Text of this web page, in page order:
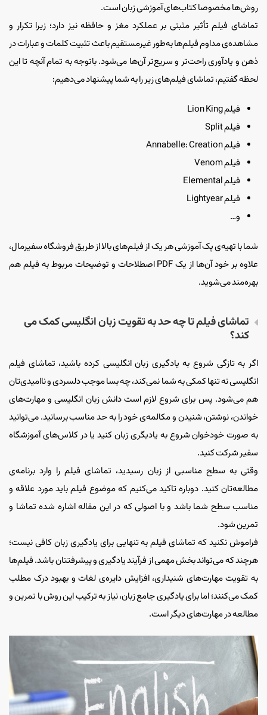
روش‌ها مخصوصا کتاب‌های آموزشی زبان است.
تماشای فیلم تأثیر مثبتی بر عملکرد مغز و حافظه نیز دارد؛ زیرا تکرار و
مشاهده‌ی مداوم فیلم‌ها به‌طور غیرمستقیم باعث تثبیت کلمات و عبارات در
ذهن و یادآوری راحت‌تر و سریع‌تر آن‌ها می‌شود. باتوجه به تمام آنچه تا این
لحظه گفتیم، تماشای فیلم‌های زیر را به شما پیشنهاد می‌دهیم:
فیلم Lion King
فیلم Split
فیلم Annabelle: Creation
فیلم Venom
فیلم Elemental
فیلم Lightyear
و…
شما با تهیه‌ی پک آموزشی هر یک از فیلم‌های بالا از طریق فروشگاه سفیرمال،
علاوه بر خود آن‌ها از یک PDF اصطلاحات و توضیحات مربوط به فیلم هم
بهره‌مند می‌شوید.
تماشای فیلم تا چه حد به تقویت زبان انگلیسی کمک می
کند؟
اگر به تازگی شروع به یادگیری زبان انگلیسی کرده باشید، تماشای فیلم
انگلیسی نه تنها کمکی به شما نمی‌‌کند، چه بسا موجب دلسردی و ناامیدی‌تان
هم می‌شود. پس برای شروع لازم است دانش زبان انگلیسی و مهارت‌های
خواندن، نوشتن، شنیدن و مکالمه‌ی خود را به حد مناسب برسانید. می‌توانید
به صورت خودخوان شروع به یادیگری زبان کنید یا در کلاس‌های آموزشگاه
سفیر شرکت کنید.
وقتی به سطح مناسبی از زبان رسیدید، تماشای فیلم را وارد برنامه‌ی
مطالعه‌تان کنید. دوباره تاکید می‌کنیم که موضوع فیلم باید مورد علاقه و
مناسب سطح شما باشد و با اصولی که در این مقاله اشاره شده تماشا و
تمرین شود.
فراموش نکنید که تماشای فیلم به تنهایی برای یادگیری زبان کافی نیست؛
هرچند که می‌تواند بخش مهمی از فرآیند یادگیری و پیشرفتتان باشد. فیلم‌ها
به تقویت مهارت‌های شنیداری، افزایش دایره‌ی لغات و بهبود درک مطلب
کمک می‌کنند؛ اما برای یادگیری جامع زبان، نیاز به ترکیب این روش با تمرین و
مطالعه در مهارت‌های دیگر است.